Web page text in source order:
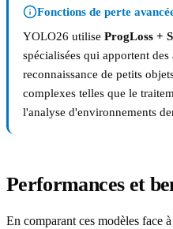
Fonctions de perte
YOLO26 utilise ProgLoss +
spécialisées qui apportent
reconnaissance de petits
complexes telles que le
l'analyse d'environnements
Performances et
En comparant ces modèles face